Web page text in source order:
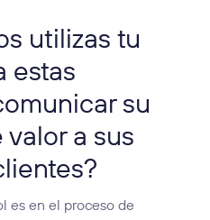
utilizas tu
estas
su
a sus
es en el proceso de